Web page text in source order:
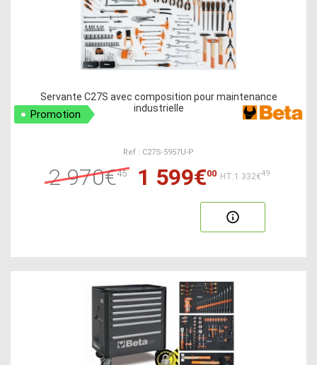
Servante C27S avec composition pour maintenance
industrielle
Promotion
Ref : C27S-5957U-P
2 970€45 1 599€00 HT:1 332€49